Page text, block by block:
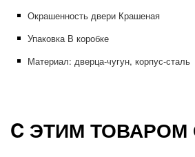
Окрашенность двери Крашеная
Упаковка В коробке
Материал: дверца-чугун, корпус-сталь
C ЭТИМ